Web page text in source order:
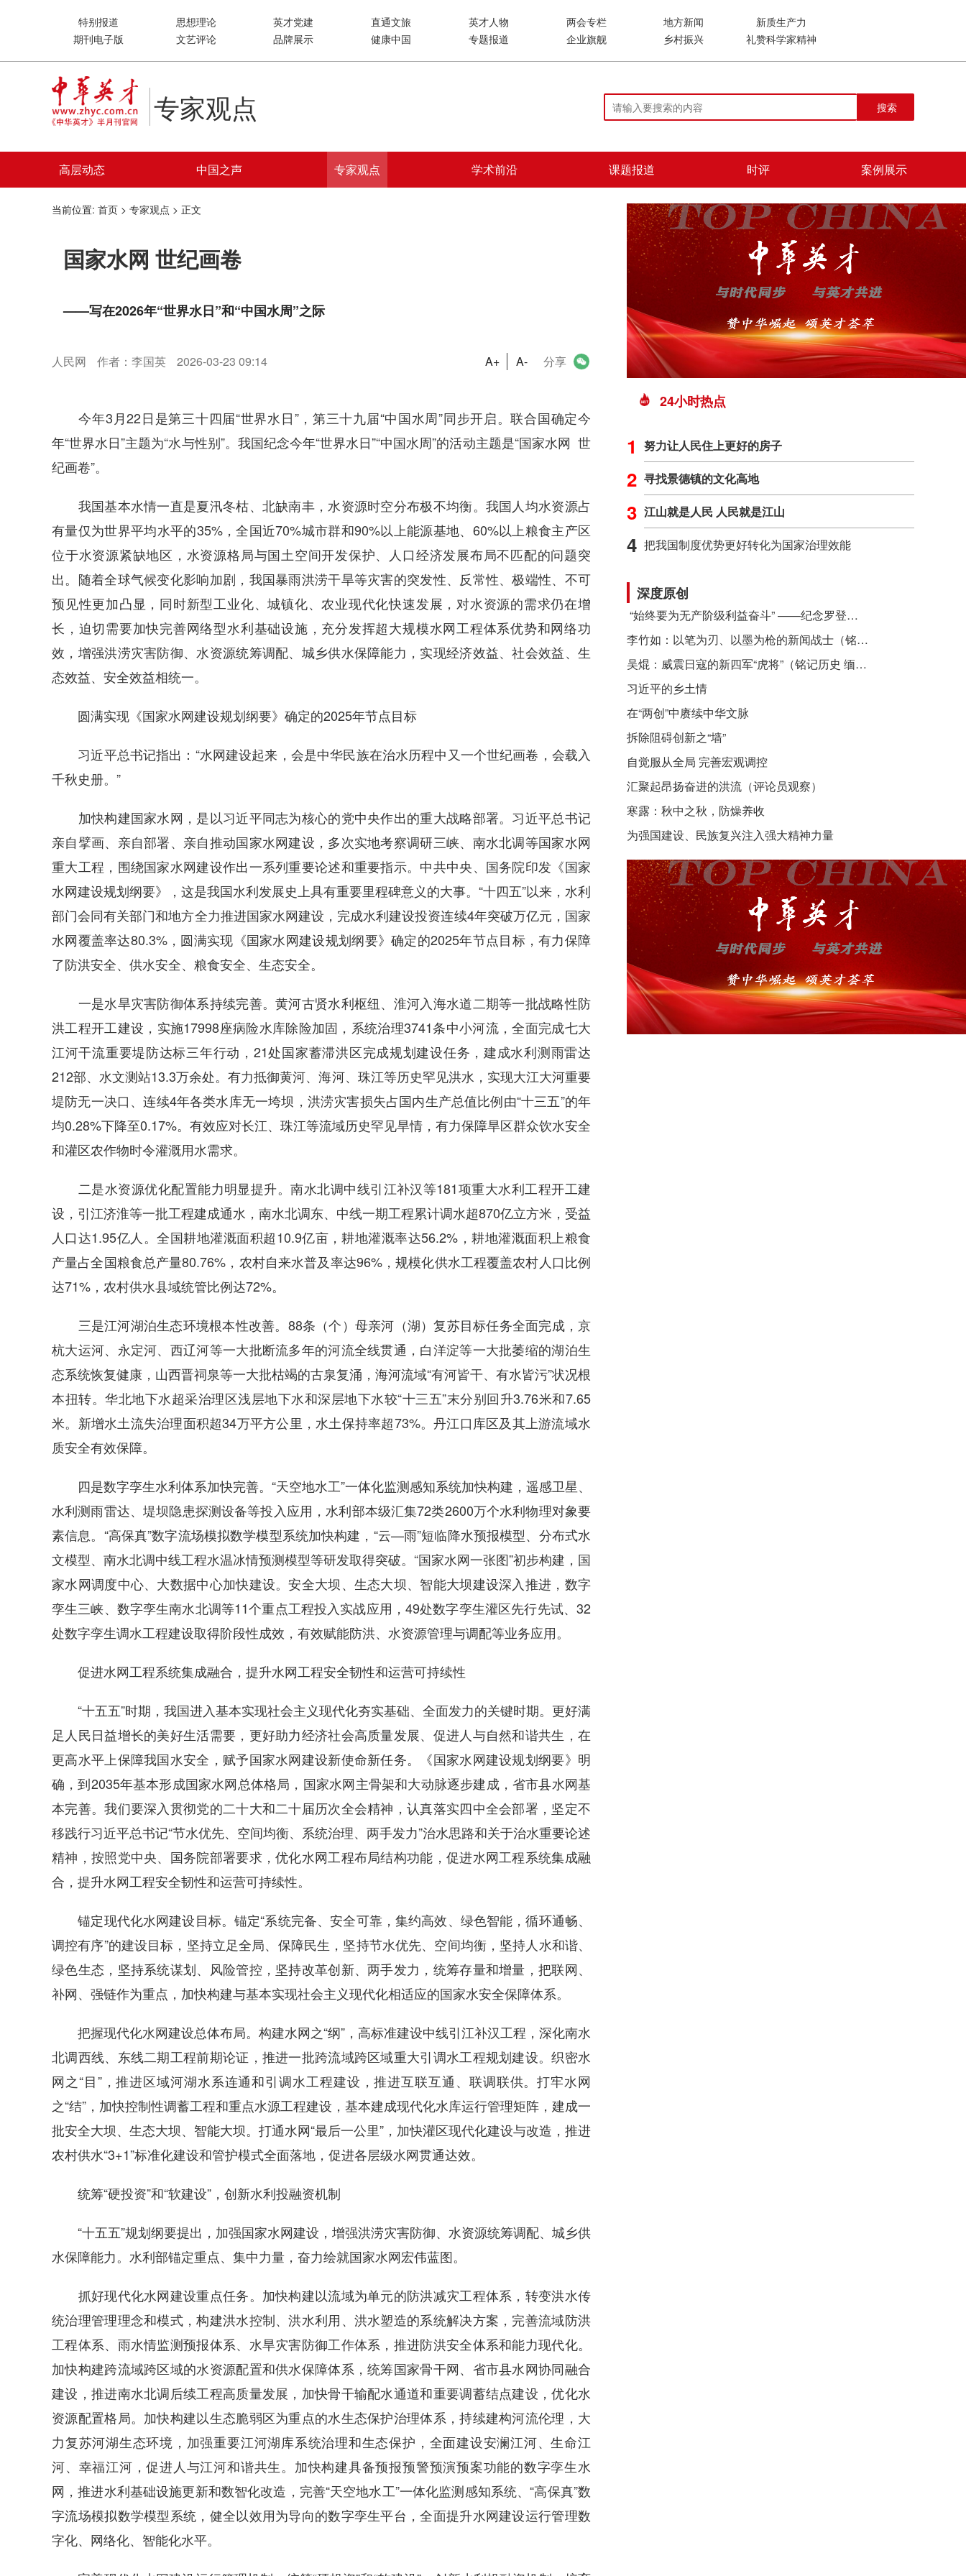
特别报道 思想理论 英才党建 直通文旅 英才人物 两会专栏 地方新闻
新质生产力
期刊电子版
文艺评论 品牌展示 健康中国 专题报道 企业旗舰 乡村振兴 礼赞科学家精神
专家观点 搜索
高层动态 中国之声 专家观点 学术前沿 课题报道 时评 案例展示
当前位置: 首页 > 专家观点 > 正文
国家水网 世纪画卷
——写在2026年“世界水日”和“中国水周”之际
人民网 作者：李国英 2026-03-23 09:14 A+ A- 分享
今年3月22日是第三十四届“世界水日”，第三十九届“中国水周”同步开启。联合国确定今
年“世界水日”主题为“水与性别”。我国纪念今年“世界水日”“中国水周”的活动主题是“国家水网 世
纪画卷”。
我国基本水情一直是夏汛冬枯、北缺南丰，水资源时空分布极不均衡。我国人均水资源占
有量仅为世界平均水平的35%，全国近70%城市群和90%以上能源基地、60%以上粮食主产区
位于水资源紧缺地区，水资源格局与国土空间开发保护、人口经济发展布局不匹配的问题突
出。随着全球气候变化影响加剧，我国暴雨洪涝干旱等灾害的突发性、反常性、极端性、不可
预见性更加凸显，同时新型工业化、城镇化、农业现代化快速发展，对水资源的需求仍在增
长，迫切需要加快完善网络型水利基础设施，充分发挥超大规模水网工程体系优势和网络功
效，增强洪涝灾害防御、水资源统筹调配、城乡供水保障能力，实现经济效益、社会效益、生
态效益、安全效益相统一。
圆满实现《国家水网建设规划纲要》确定的2025年节点目标
习近平总书记指出：“水网建设起来，会是中华民族在治水历程中又一个世纪画卷，会载入
千秋史册。”
加快构建国家水网，是以习近平同志为核心的党中央作出的重大战略部署。习近平总书记
亲自擘画、亲自部署、亲自推动国家水网建设，多次实地考察调研三峡、南水北调等国家水网
重大工程，围绕国家水网建设作出一系列重要论述和重要指示。中共中央、国务院印发《国家
水网建设规划纲要》，这是我国水利发展史上具有重要里程碑意义的大事。“十四五”以来，水利
部门会同有关部门和地方全力推进国家水网建设，完成水利建设投资连续4年突破万亿元，国家
水网覆盖率达80.3%，圆满实现《国家水网建设规划纲要》确定的2025年节点目标，有力保障
了防洪安全、供水安全、粮食安全、生态安全。
一是水旱灾害防御体系持续完善。黄河古贤水利枢纽、淮河入海水道二期等一批战略性防
洪工程开工建设，实施17998座病险水库除险加固，系统治理3741条中小河流，全面完成七大
江河干流重要堤防达标三年行动，21处国家蓄滞洪区完成规划建设任务，建成水利测雨雷达
212部、水文测站13.3万余处。有力抵御黄河、海河、珠江等历史罕见洪水，实现大江大河重要
堤防无一决口、连续4年各类水库无一垮坝，洪涝灾害损失占国内生产总值比例由“十三五”的年
均0.28%下降至0.17%。有效应对长江、珠江等流域历史罕见旱情，有力保障旱区群众饮水安全
和灌区农作物时令灌溉用水需求。
二是水资源优化配置能力明显提升。南水北调中线引江补汉等181项重大水利工程开工建
设，引江济淮等一批工程建成通水，南水北调东、中线一期工程累计调水超870亿立方米，受益
人口达1.95亿人。全国耕地灌溉面积超10.9亿亩，耕地灌溉率达56.2%，耕地灌溉面积上粮食
产量占全国粮食总产量80.76%，农村自来水普及率达96%，规模化供水工程覆盖农村人口比例
达71%，农村供水县域统管比例达72%。
三是江河湖泊生态环境根本性改善。88条（个）母亲河（湖）复苏目标任务全面完成，京
杭大运河、永定河、西辽河等一大批断流多年的河流全线贯通，白洋淀等一大批萎缩的湖泊生
态系统恢复健康，山西晋祠泉等一大批枯竭的古泉复涌，海河流域“有河皆干、有水皆污”状况根
本扭转。华北地下水超采治理区浅层地下水和深层地下水较“十三五”末分别回升3.76米和7.65
米。新增水土流失治理面积超34万平方公里，水土保持率超73%。丹江口库区及其上游流域水
质安全有效保障。
四是数字孪生水利体系加快完善。“天空地水工”一体化监测感知系统加快构建，遥感卫星、
水利测雨雷达、堤坝隐患探测设备等投入应用，水利部本级汇集72类2600万个水利物理对象要
素信息。“高保真”数字流场模拟数学模型系统加快构建，“云—雨”短临降水预报模型、分布式水
文模型、南水北调中线工程水温冰情预测模型等研发取得突破。“国家水网一张图”初步构建，国
家水网调度中心、大数据中心加快建设。安全大坝、生态大坝、智能大坝建设深入推进，数字
孪生三峡、数字孪生南水北调等11个重点工程投入实战应用，49处数字孪生灌区先行先试、32
处数字孪生调水工程建设取得阶段性成效，有效赋能防洪、水资源管理与调配等业务应用。
促进水网工程系统集成融合，提升水网工程安全韧性和运营可持续性
“十五五”时期，我国进入基本实现社会主义现代化夯实基础、全面发力的关键时期。更好满
足人民日益增长的美好生活需要，更好助力经济社会高质量发展、促进人与自然和谐共生，在
更高水平上保障我国水安全，赋予国家水网建设新使命新任务。《国家水网建设规划纲要》明
确，到2035年基本形成国家水网总体格局，国家水网主骨架和大动脉逐步建成，省市县水网基
本完善。我们要深入贯彻党的二十大和二十届历次全会精神，认真落实四中全会部署，坚定不
移践行习近平总书记“节水优先、空间均衡、系统治理、两手发力”治水思路和关于治水重要论述
精神，按照党中央、国务院部署要求，优化水网工程布局结构功能，促进水网工程系统集成融
合，提升水网工程安全韧性和运营可持续性。
锚定现代化水网建设目标。锚定“系统完备、安全可靠，集约高效、绿色智能，循环通畅、
调控有序”的建设目标，坚持立足全局、保障民生，坚持节水优先、空间均衡，坚持人水和谐、
绿色生态，坚持系统谋划、风险管控，坚持改革创新、两手发力，统筹存量和增量，把联网、
补网、强链作为重点，加快构建与基本实现社会主义现代化相适应的国家水安全保障体系。
把握现代化水网建设总体布局。构建水网之“纲”，高标准建设中线引江补汉工程，深化南水
北调西线、东线二期工程前期论证，推进一批跨流域跨区域重大引调水工程规划建设。织密水
网之“目”，推进区域河湖水系连通和引调水工程建设，推进互联互通、联调联供。打牢水网
之“结”，加快控制性调蓄工程和重点水源工程建设，基本建成现代化水库运行管理矩阵，建成一
批安全大坝、生态大坝、智能大坝。打通水网“最后一公里”，加快灌区现代化建设与改造，推进
农村供水“3+1”标准化建设和管护模式全面落地，促进各层级水网贯通达效。
统筹“硬投资”和“软建设”，创新水利投融资机制
“十五五”规划纲要提出，加强国家水网建设，增强洪涝灾害防御、水资源统筹调配、城乡供
水保障能力。水利部锚定重点、集中力量，奋力绘就国家水网宏伟蓝图。
抓好现代化水网建设重点任务。加快构建以流域为单元的防洪减灾工程体系，转变洪水传
统治理管理理念和模式，构建洪水控制、洪水利用、洪水塑造的系统解决方案，完善流域防洪
工程体系、雨水情监测预报体系、水旱灾害防御工作体系，推进防洪安全体系和能力现代化。
加快构建跨流域跨区域的水资源配置和供水保障体系，统筹国家骨干网、省市县水网协同融合
建设，推进南水北调后续工程高质量发展，加快骨干输配水通道和重要调蓄结点建设，优化水
资源配置格局。加快构建以生态脆弱区为重点的水生态保护治理体系，持续建构河流伦理，大
力复苏河湖生态环境，加强重要江河湖库系统治理和生态保护，全面建设安澜江河、生命江
河、幸福江河，促进人与江河和谐共生。加快构建具备预报预警预演预案功能的数字孪生水
网，推进水利基础设施更新和数智化改造，完善“天空地水工”一体化监测感知系统、“高保真”数
字流场模拟数学模型系统，健全以效用为导向的数字孪生平台，全面提升水网建设运行管理数
字化、网络化、智能化水平。
24小时热点
1 努力让人民住上更好的房子
2 寻找景德镇的文化高地
3 江山就是人民 人民就是江山
4 把我国制度优势更好转化为国家治理效能
深度原创
​ “始终要为无产阶级利益奋斗” ——纪念罗登贤同志诞辰120周年
李竹如：以笔为刃、以墨为枪的新闻战士（铭记历史 缅怀先烈·抗日英雄）
吴焜：威震日寇的新四军“虎将”（铭记历史 缅怀先烈·抗日英雄）
习近平的乡土情
在“两创”中赓续中华文脉
拆除阻碍创新之“墙”
自觉服从全局 完善宏观调控
汇聚起昂扬奋进的洪流（评论员观察）
寒露：秋中之秋，防燥养收
为强国建设、民族复兴注入强大精神力量